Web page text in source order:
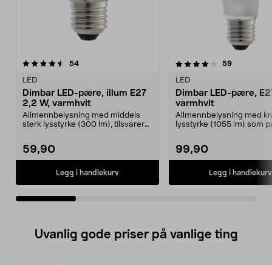
54anmeldelser
LED
Dimbar LED-pære, illum E27
2,2 W, varmhvit
Allmennbelysning med middels
sterk lysstyrke (300 lm), tilsvarer
59,90
Legg i handlekurv
4.0av 5 stjerner 59
LED
Dimbar LED-pære,
varmhvit
Allmennbelysning med
lysstyrke (1055 lm) som
99,90
Legg i handlekurv
4.5av 5 stjerner
Uvanlig gode priser på vanlige ting